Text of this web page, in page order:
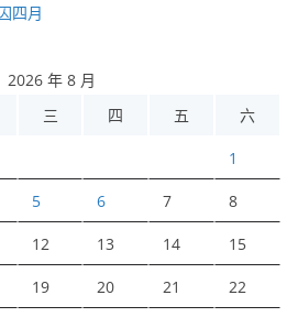
四月
2026 年 8 月
三 四 五 六
1
5 6 7 8
12 13 14 15
19 20 21 22